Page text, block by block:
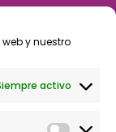
y nuestro
activo
cookies